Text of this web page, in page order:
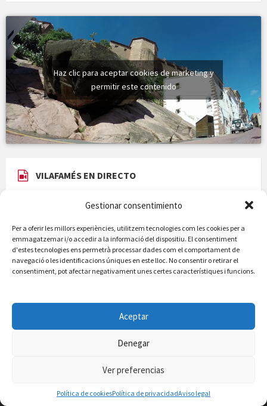
Gestionar consentimiento
Per a oferir les millors experiències, utilitzem tecnologies com les cookies per a
emmagatzemar i/o accedir a la informació del dispositiu. El consentiment
d'estes tecnologies ens permetrà processar dades com el comportament de
navegació o les identificacions úniques en este lloc. No consentir o retirar el
consentiment, pot afectar negativament unes certes característiques i funcions.
Aceptar
Denegar
Ver preferencias
Política de cookiesPolítica de privacidadAviso legal
Haz clic para aceptar cookies de marketing y
permitir este contenido
VILAFAMÉS EN DIRECTO
Entre olivos y almendros asoma Vilafamés, un bello destino del
influido tanto, que la estructura del municipio se ha ido creando